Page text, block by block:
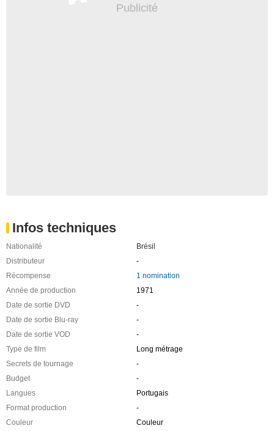
Infos techniques
Nationalité
Brésil
Distributeur
-
Récompense
1 nomination
Année de production
1971
Date de sortie DVD
-
Date de sortie Blu-ray
-
Date de sortie VOD
-
Type de film
Long métrage
Secrets de tournage
-
Budget
-
Langues
Portugais
Format production
-
Couleur
Couleur